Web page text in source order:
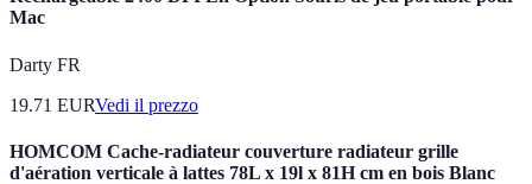
Mac
Darty FR
19.71 EURVedi il prezzo
HOMCOM Cache-radiateur couverture radiateur grille
d'aération verticale à lattes 78L x 19l x 81H cm en bois Blanc